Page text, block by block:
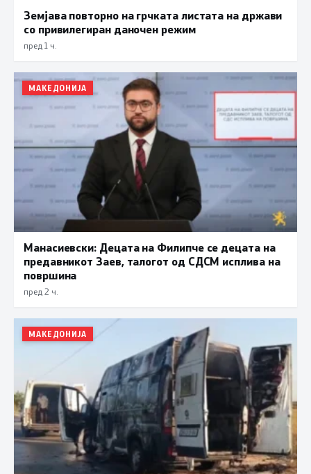
Земјава повторно на грчката листата на држави
со привилегиран даночен режим
пред 1 ч.
МАКЕДОНИЈА
Манасиевски: Децата на Филипче се децата на
предавникот Заев, талогот од СДСМ исплива на
површина
пред 2 ч.
МАКЕДОНИЈА